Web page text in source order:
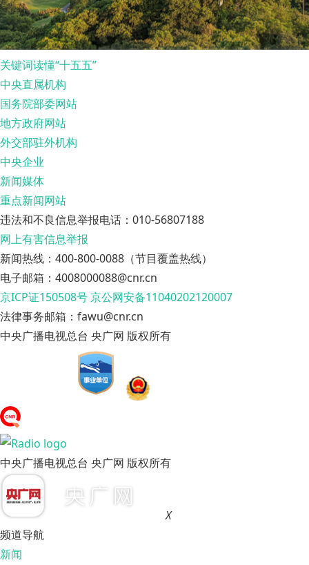
关键词读懂“十五五”
中央直属机构
国务院部委网站
地方政府网站
外交部驻外机构
中央企业
新闻媒体
重点新闻网站
违法和不良信息举报电话：010-56807188
网上有害信息举报
新闻热线：400-800-0088（节目覆盖热线）
电子邮箱：4008000088@cnr.cn
京ICP证150508号京公网安备11040202120007
法律事务邮箱：fawu@cnr.cn
中央广播电视总台 央广网 版权所有
中央广播电视总台 央广网 版权所有
X
频道导航
新闻